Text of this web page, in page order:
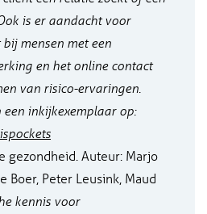
is er aandacht voor
mensen met een
en het online contact
van risico-ervaringen.
inkijkexemplaar op:
gezondheid. Auteur: Marjo
Boer, Peter Leusink, Maud
kennis voor